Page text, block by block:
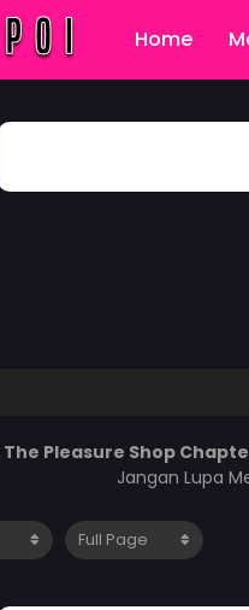
Home
The Pleasure Shop
Jangan Lupa